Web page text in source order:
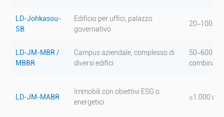
LD-Johkasou-
SB
Edificio per uffici, palazzo
governativo
20–100
LD-JM-MBR /
MBBR
Campus aziendale, complesso di
diversi edifici
50–600
LD-JM-MABR
Immobili con obiettivi ESG o
energetici
≤1.000